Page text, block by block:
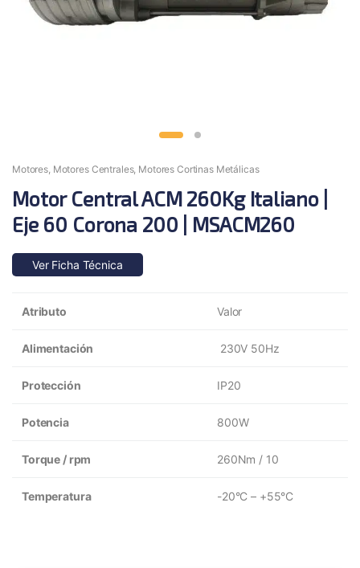
Motores, Motores Centrales, Motores Cortinas Metálicas
Motor Central ACM 260Kg Italiano |
Eje 60 Corona 200 | MSACM260
Ver Ficha Técnica
Atributo Valor
Alimentación 230V 50Hz
Protección IP20
Potencia 800W
Torque / rpm 260Nm / 10
Temperatura -20°C – +55°C